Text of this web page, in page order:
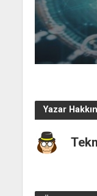
Yazar